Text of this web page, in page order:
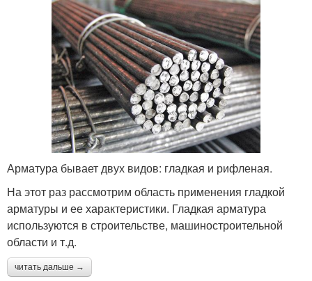
Арматура бывает двух видов: гладкая и рифленая.
На этот раз рассмотрим область применения гладкой
арматуры и ее характеристики. Гладкая арматура
используются в строительстве, машиностроительной
области и т.д.
читать дальше →